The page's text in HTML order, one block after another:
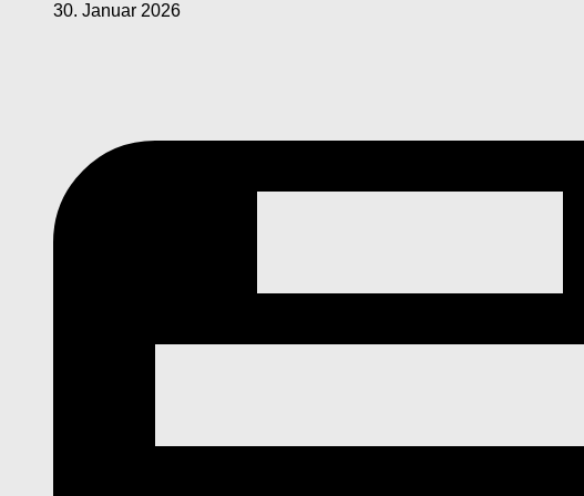
30. Januar 2026